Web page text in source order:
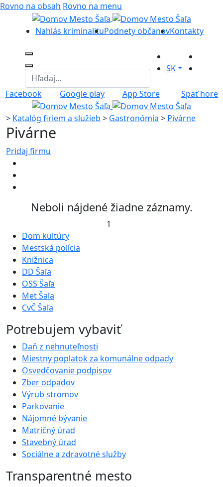
Rovno na obsah Rovno na menu
Nahlás kriminalituPodnety občanovKontakty
SK
Facebook Google play App Store Späť hore
> Katalóg firiem a služieb > Gastronómia > Pivárne
Pivárne
Pridaj firmu
Neboli nájdené žiadne záznamy.
1
Dom kultúry
Mestská polícia
Knižnica
DD Šaľa
OSS Šaľa
Met Šaľa
CvČ Šaľa
Potrebujem vybaviť
Daň z nehnuteľnosti
Miestny poplatok za komunálne odpady
Osvedčovanie podpisov
Zber odpadov
Výrub stromov
Parkovanie
Nájomné bývanie
Matričný úrad
Stavebný úrad
Sociálne a zdravotné služby
Transparentné mesto